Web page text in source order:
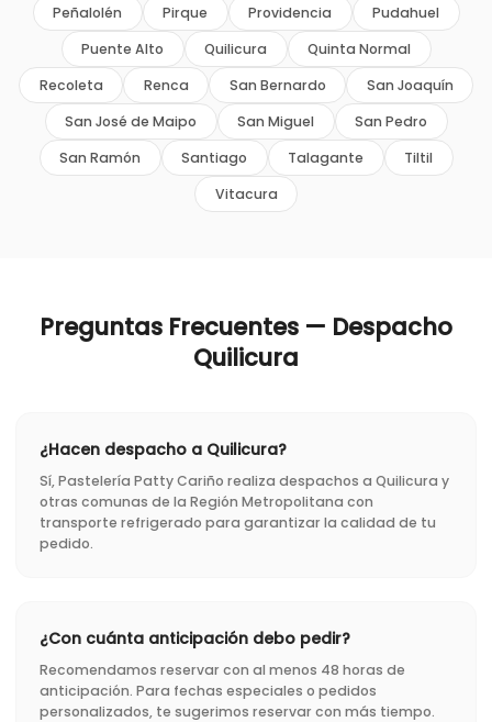
Peñalolén Pirque Providencia
Pudahuel
Puente Alto
Quilicura
Quinta Normal
Recoleta
Renca San Bernardo
San Joaquín
San José de Maipo
San Miguel
San Pedro
San Ramón
Santiago Talagante
Tiltil
Vitacura
Preguntas Frecuentes — Despacho
Quilicura
¿Hacen despacho a Quilicura?
Sí, Pastelería Patty Cariño realiza despachos a Quilicura y
otras comunas de la Región Metropolitana con
transporte refrigerado para garantizar la calidad de tu
pedido.
¿Con cuánta anticipación debo pedir?
Recomendamos reservar con al menos 48 horas de
anticipación. Para fechas especiales o pedidos
personalizados, te sugerimos reservar con más tiempo.